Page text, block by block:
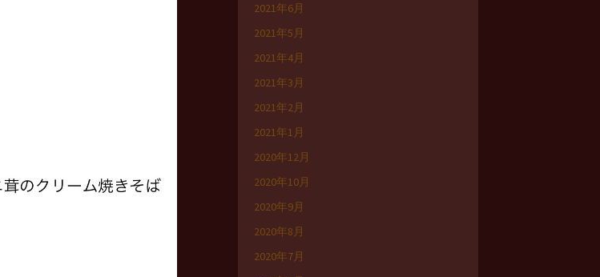
2021年6月
2021年5月
2021年4月
2021年3月
2021年2月
2021年1月
2020年12月
2020年10月
2020年9月
2020年8月
2020年7月